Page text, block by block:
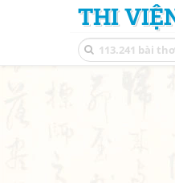
THI